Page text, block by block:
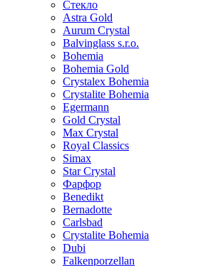
Стекло
Astra Gold
Aurum Crystal
Balvinglass s.r.o.
Bohemia
Bohemia Gold
Crystalex Bohemia
Crystalite Bohemia
Egermann
Gold Crystal
Max Crystal
Royal Classics
Simax
Star Crystal
Фарфор
Benedikt
Bernadotte
Carlsbad
Crystalite Bohemia
Dubi
Falkenporzellan